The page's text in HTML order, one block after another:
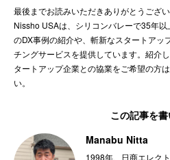
最後までお読みいただきありがとうござい
Nissho USAは、シリコンバレーで35年
のDX事例の紹介や、斬新なスタートアッ
チングサービスを提供しています。紹介
タートアップ企業との協業をご希望の方
い。
この記事を
Manabu Nitta
1998年、日商エレク